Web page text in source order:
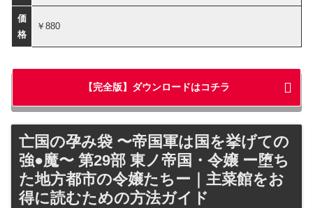
価
格
￥880
【完全版】ダウンロードはコチラ
亡国の孕み袋 〜帝国軍は国を挙げての
強●魔〜 第29部 東ノ帝国・令嬢 ー堕ち
た地方都市の令嬢たちー｜主菜館をお
得に読むための方法ガイド